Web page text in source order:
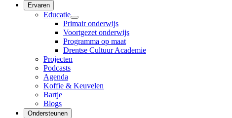
Ervaren
Educatie
Primair onderwijs
Voortgezet onderwijs
Programma op maat
Drentse Cultuur Academie
Projecten
Podcasts
Agenda
Koffie & Keuvelen
Bartje
Blogs
Ondersteunen